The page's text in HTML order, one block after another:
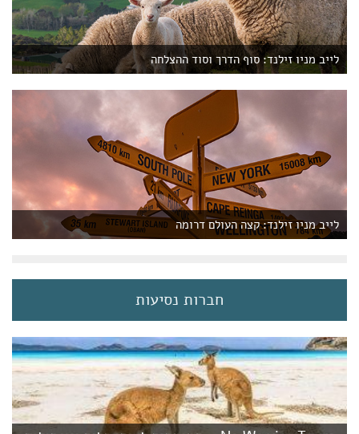
לייב מניו זילנד: סוף הדרך וסוד ההצלחה
לייב מניו זילנד: קצה העולם דרומה
חברות נסיעות